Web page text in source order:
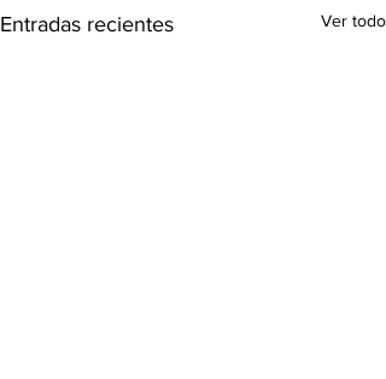
Entradas recientes Ver todo